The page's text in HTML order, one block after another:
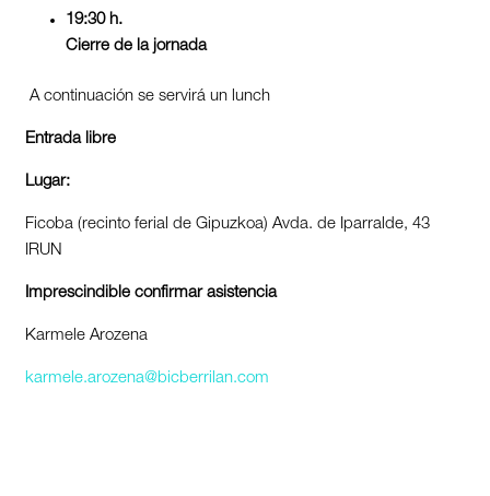
19:30 h.
Cierre de la jornada
A continuación se servirá un lunch
Entrada libre
Lugar:
Ficoba (recinto ferial de Gipuzkoa) Avda. de Iparralde, 43
IRUN
Imprescindible confirmar asistencia
Karmele Arozena
karmele.arozena@bicberrilan.com